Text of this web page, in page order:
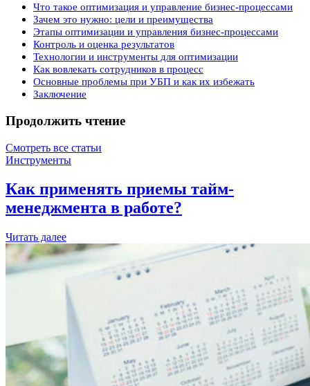
Что такое оптимизация и управление бизнес-процессами
Зачем это нужно: цели и преимущества
Этапы оптимизации и управления бизнес-процессами
Контроль и оценка результатов
Технологии и инструменты для оптимизации
Как вовлекать сотрудников в процесс
Основные проблемы при УБП и как их избежать
Заключение
Продолжить чтение
Смотреть все статьи
Инструменты
Как применять приемы тайм-
менеджмента в работе?
Читать далее